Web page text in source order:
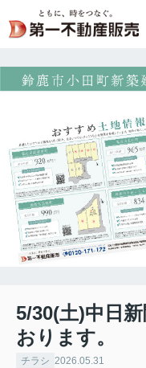
5/30(土)中日
おります。
チラシ 2026.05.31